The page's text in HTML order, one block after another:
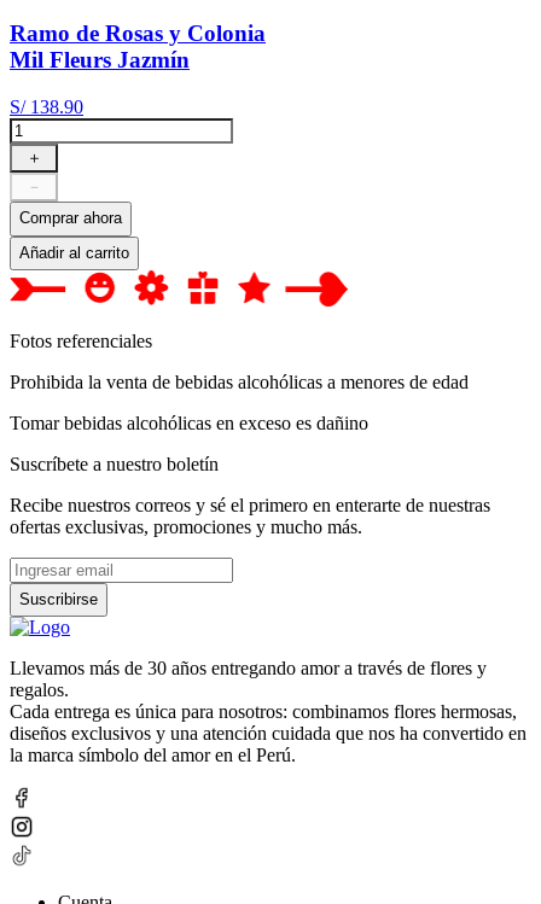
Ramo de Rosas y Colonia
Mil Fleurs Jazmín
S/ 138.90
＋
－
Comprar ahora
Añadir al carrito
Fotos referenciales
Prohibida la venta de bebidas alcohólicas a menores de edad
Tomar bebidas alcohólicas en exceso es dañino
Suscríbete a nuestro boletín
Recibe nuestros correos y sé el primero en enterarte de nuestras
ofertas exclusivas, promociones y mucho más.
Suscribirse
Llevamos más de 30 años entregando amor a través de flores y
regalos.
Cada entrega es única para nosotros: combinamos flores hermosas,
diseños exclusivos y una atención cuidada que nos ha convertido en
la marca símbolo del amor en el Perú.